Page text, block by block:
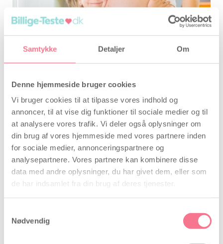
Samtykke Detaljer Om
Denne hjemmeside bruger cookies
Vi bruger cookies til at tilpasse vores indhold og
annoncer, til at vise dig funktioner til sociale medier og til
at analysere vores trafik. Vi deler også oplysninger om
din brug af vores hjemmeside med vores partnere inden
for sociale medier, annonceringspartnere og
analysepartnere. Vores partnere kan kombinere disse
data med andre oplysninger, du har givet dem, eller som
de har indsamlet fra din brug af deres tjenester.
Nødvendig
ForfatterIda Madsen, 23 august 2021
At høre sin babys hjerte slå kan være hyggeligt
for hele familien, og nu har du mulighed for at
bruge en hjertelydsmonitor og lytte hvor og
hvornår du vil.
Læs mere
Load More